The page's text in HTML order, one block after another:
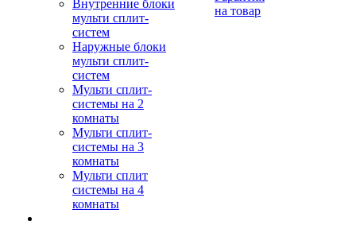
Внутренние блоки
мульти сплит-
систем
Наружные блоки
мульти сплит-
систем
Мульти сплит-
системы на 2
комнаты
Мульти сплит-
системы на 3
комнаты
Мульти сплит
системы на 4
комнаты
на товар